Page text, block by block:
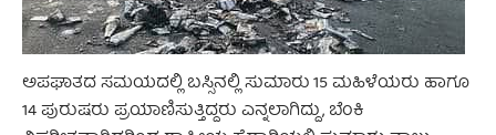
ಅಪಘಾತದ ಸಮಯದಲ್ಲಿ ಬಸ್ಸಿನಲ್ಲಿ ಸುಮಾರು 15 ಮಹಿಳೆಯರು ಹಾಗೂ
14 ಪುರುಷರು ಪ್ರಯಾಣಿಸುತ್ತಿದ್ದರು ಎನ್ನಲಾಗಿದ್ದು, ಬೆಂಕಿ